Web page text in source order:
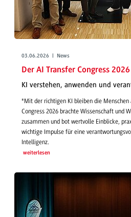
03.06.2026 | News
Der AI Transfer Congress 2026
KI verstehen, anwenden und
"Mit der richtigen KI bleiben die
Congress 2026 brachte Wissenschaft und
zusammen und bot wertvolle Einblicke,
wichtige Impulse für eine
Intelligenz.
weiterlesen